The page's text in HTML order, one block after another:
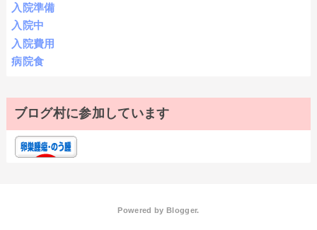
入院準備
入院中
入院費用
病院食
ブログ村に参加しています
Powered by Blogger.